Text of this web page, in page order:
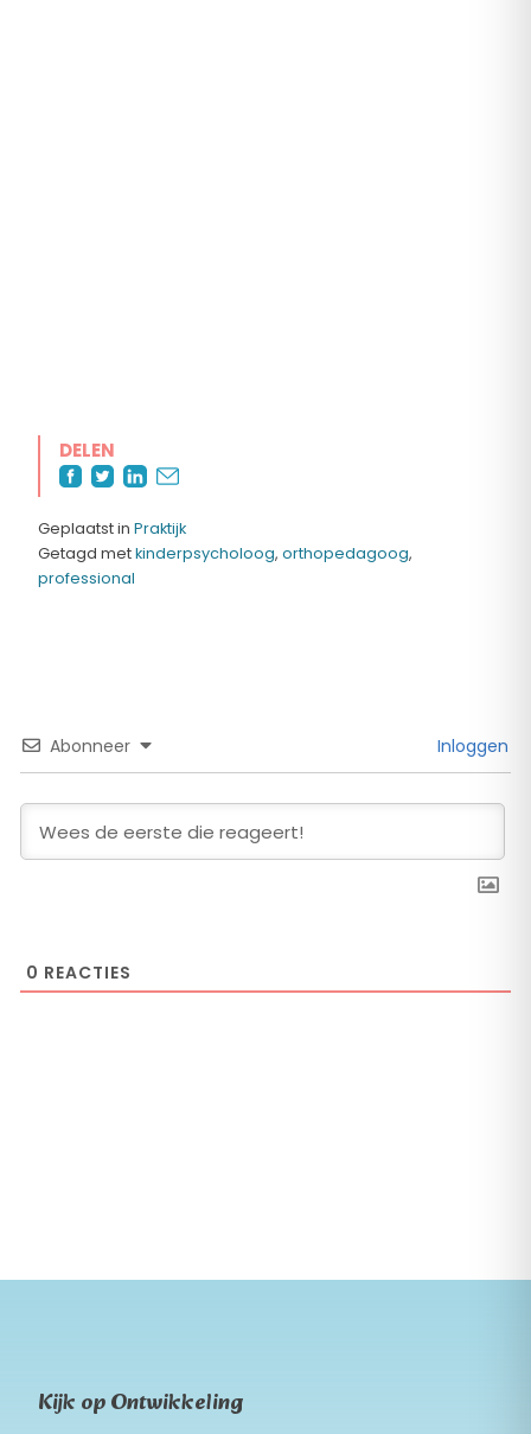
DELEN
Geplaatst in Praktijk
Getagd metkinderpsycholoog, orthopedagoog,
professional
Abonneer Inloggen
0 REACTIES
Kijk op Ontwikkeling